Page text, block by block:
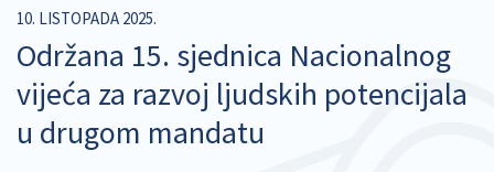
10. LISTOPADA 2025.
Održana 15. sjednica Nacionalnog
vijeća za razvoj ljudskih potencijala
u drugom mandatu